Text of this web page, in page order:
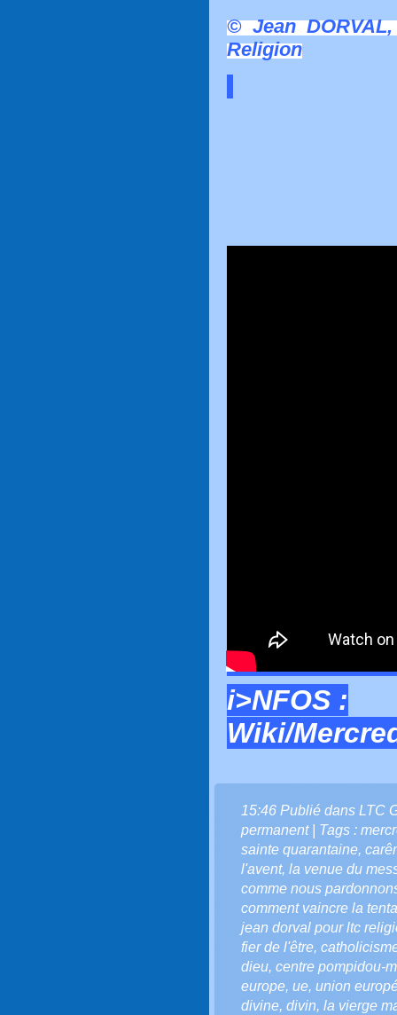
© Jean
Religion
i>NFOS :
Wiki/
15:46 Publié dans LTC
permanent| Tags :
sainte quarantaine,
l'avent, la venue du
comme nous
comment vaincre la
jean dorval pour ltc
fier de l'être,
dieu, centre pompidou-
europe, ue, union
divine, divin, la vierge